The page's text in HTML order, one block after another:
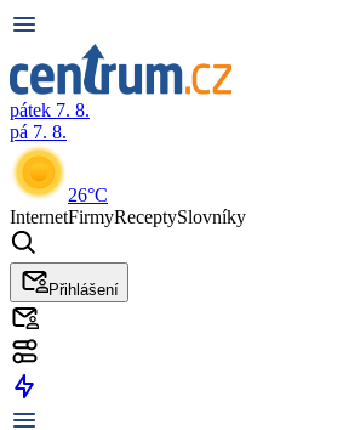
pátek 7. 8.
pá 7. 8.
26°C
InternetFirmyReceptySlovníky
Přihlášení